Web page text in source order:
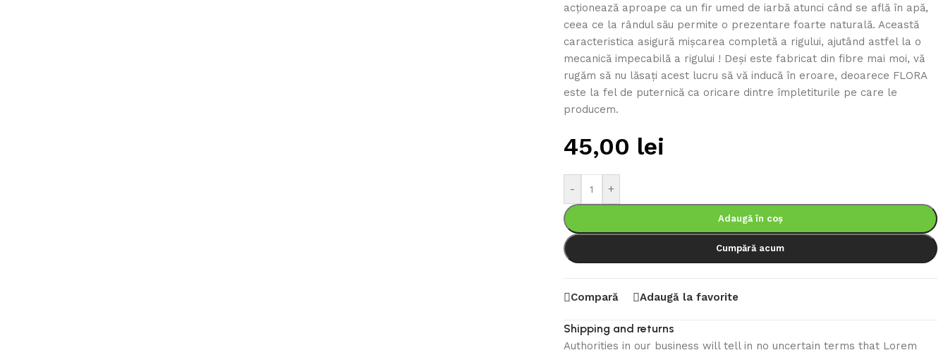
acționează aproape ca un fir umed de iarbă atunci când se află în apă,
ceea ce la rândul său permite o prezentare foarte naturală. Această
caracteristica asigură mișcarea completă a rigului, ajutând astfel la o
mecanică impecabilă a rigului ! Deși este fabricat din fibre mai moi, vă
rugăm să nu lăsați acest lucru să vă inducă în eroare, deoarece FLORA
este la fel de puternică ca oricare dintre împletiturile pe care le
producem.
45,00 lei
- +
Adaugă în coș
Cumpără acum
Compară Adaugă la favorite
Shipping and returns
Authorities in our business will tell in no uncertain terms that Lorem